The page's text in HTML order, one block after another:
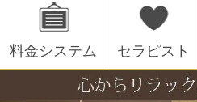
北海道・東北版
無料会員
料金システム セラピスト